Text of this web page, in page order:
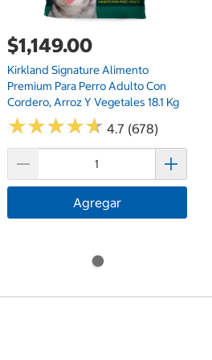
$1,149.00
Kirkland Signature Alimento
Premium Para Perro Adulto Con
Cordero, Arroz Y Vegetales 18.1 Kg
★★★★★
★★★★★ 4.7 (678)
Agregar